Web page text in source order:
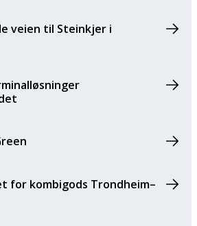
veien til Steinkjer i
for kombigods Trondheim–